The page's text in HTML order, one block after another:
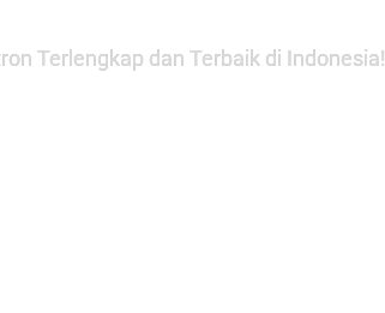
Terlengkap dan Terbaik di Indonesia!